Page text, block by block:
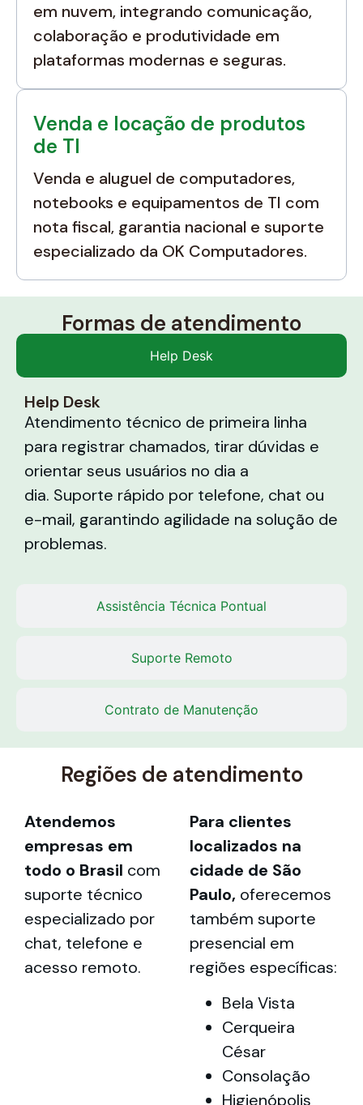
em nuvem, integrando comunicação,
colaboração e produtividade em
plataformas modernas e seguras.
Venda e locação de produtos
de TI
Venda e aluguel de computadores,
notebooks e equipamentos de TI com
nota fiscal, garantia nacional e suporte
especializado da OK Computadores.
Formas de atendimento
Help Desk
Assistência Técnica Pontual
Suporte Remoto
Contrato de Manutenção
Help Desk
Atendimento técnico de primeira linha
para registrar chamados, tirar dúvidas e
orientar seus usuários no dia a
dia. Suporte rápido por telefone, chat ou
e-mail, garantindo agilidade na solução de
problemas.
Regiões de atendimento
Atendemos
empresas em
todo o Brasil com
suporte técnico
especializado por
chat, telefone e
acesso remoto.
Para clientes
localizados na
cidade de São
Paulo, oferecemos
também suporte
presencial em
regiões específicas:
Bela Vista
Cerqueira
César
Consolação
Higienópolis